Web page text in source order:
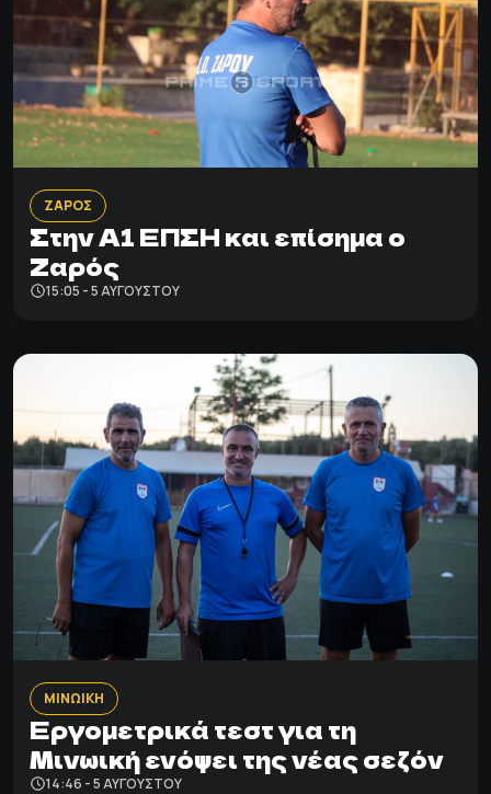
ΖΑΡΟΣ
Στην Α1 ΕΠΣΗ και επίσημα ο
Ζαρός
15:05 - 5 ΑΥΓΟΎΣΤΟΥ
ΜΙΝΩΙΚΗ
Εργομετρικά τεστ για τη
Μινωική ενόψει της νέας σεζόν
14:46 - 5 ΑΥΓΟΎΣΤΟΥ